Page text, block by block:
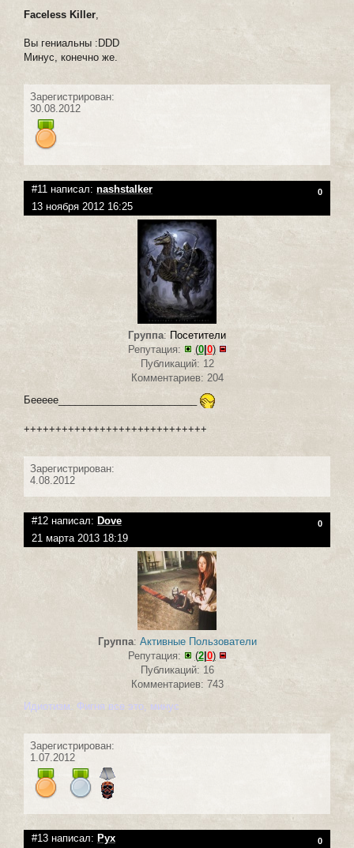
Faceless Killer,
Вы гениальны :DDD
Минус, конечно же.
Зарегистрирован:
30.08.2012
#11 написал: nashstalker 0
13 ноября 2012 16:25
Группа: Посетители
Репутация:
(0| 0)
Публикаций: 12
Комментариев: 204
Беееее_________________________
+++++++++++++++++++++++++++++
Зарегистрирован:
4.08.2012
#12 написал: Dove 0
21 марта 2013 18:19
Группа: Активные Пользователи
Репутация:
(2| 0)
Публикаций: 16
Комментариев: 743
Идиотизм. Фигня все это, минус
Зарегистрирован:
1.07.2012
#13 написал: Рух 0